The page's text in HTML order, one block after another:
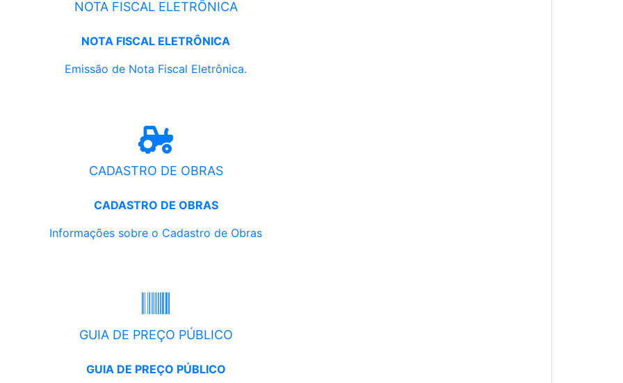
NOTA FISCAL ELETRÔNICA
NOTA FISCAL ELETRÔNICA
Emissão de Nota Fiscal Eletrônica.
CADASTRO DE OBRAS
CADASTRO DE OBRAS
Informações sobre o Cadastro de Obras
GUIA DE PREÇO PÚBLICO
GUIA DE PREÇO PÚBLICO